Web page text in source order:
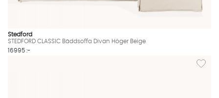
Stedford
STEDFORD CLASSIC Bäddsoffa Divan Höger Beige
16995 :-
Lägg